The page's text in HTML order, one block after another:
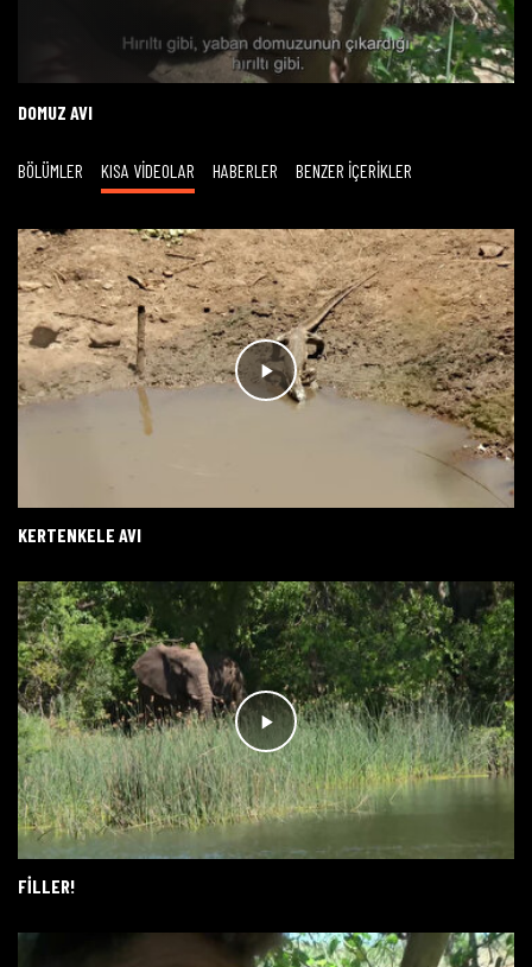
Oynat
DOMUZ AVI
BÖLÜMLER KISA VİDEOLAR HABERLER BENZER İÇERİKLER
KERTENKELE AVI
FILLER!